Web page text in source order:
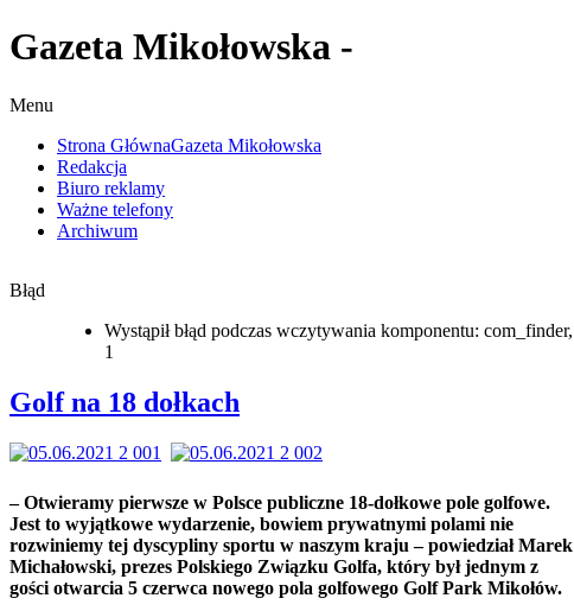
Gazeta Mikołowska -
Menu
Strona GłównaGazeta Mikołowska
Redakcja
Biuro reklamy
Ważne telefony
Archiwum
Błąd
Wystąpił błąd podczas wczytywania komponentu: com_finder,
1
Golf na 18 dołkach
– Otwieramy pierwsze w Polsce publiczne 18-dołkowe pole golfowe.
Jest to wyjątkowe wydarzenie, bowiem prywatnymi polami nie
rozwiniemy tej dyscypliny sportu w naszym kraju – powiedział Marek
Michałowski, prezes Polskiego Związku Golfa, który był jednym z
gości otwarcia 5 czerwca nowego pola golfowego Golf Park Mikołów.